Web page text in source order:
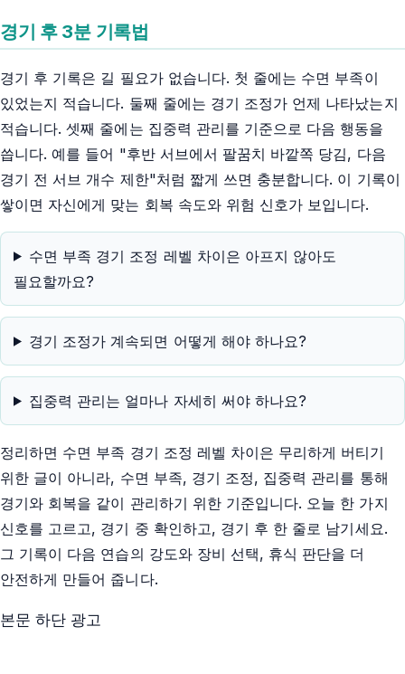
경기 후 3분 기록법
경기 후 기록은 길 필요가 없습니다. 첫 줄에는 수면 부족이
있었는지 적습니다. 둘째 줄에는 경기 조정가 언제 나타났는지
적습니다. 셋째 줄에는 집중력 관리를 기준으로 다음 행동을
씁니다. 예를 들어 "후반 서브에서 팔꿈치 바깥쪽 당김, 다음
경기 전 서브 개수 제한"처럼 짧게 쓰면 충분합니다. 이 기록이
쌓이면 자신에게 맞는 회복 속도와 위험 신호가 보입니다.
수면 부족 경기 조정 레벨 차이은 아프지 않아도
필요할까요?
경기 조정가 계속되면 어떻게 해야 하나요?
집중력 관리는 얼마나 자세히 써야 하나요?
정리하면 수면 부족 경기 조정 레벨 차이은 무리하게 버티기
위한 글이 아니라, 수면 부족, 경기 조정, 집중력 관리를 통해
경기와 회복을 같이 관리하기 위한 기준입니다. 오늘 한 가지
신호를 고르고, 경기 중 확인하고, 경기 후 한 줄로 남기세요.
그 기록이 다음 연습의 강도와 장비 선택, 휴식 판단을 더
안전하게 만들어 줍니다.
본문 하단 광고